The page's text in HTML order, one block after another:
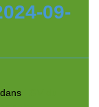
09-
dans